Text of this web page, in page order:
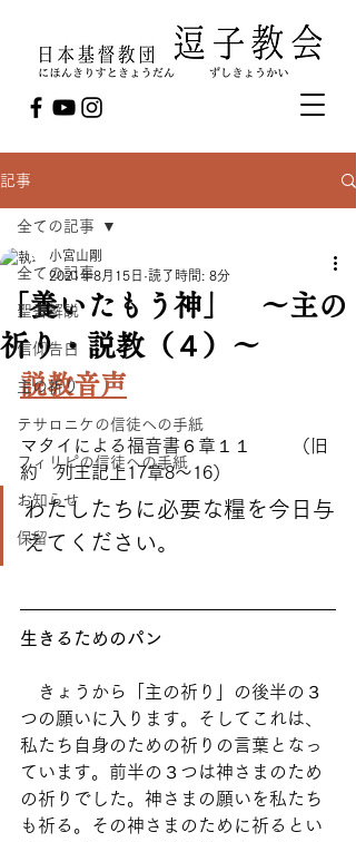
記事
全ての記事
聖書解説
信仰告白
主の祈り
テサロニケの信徒への手紙
フィリピの信徒への手紙
お知らせ
保留
全ての記事
「養いたもう神」 ～主の
祈り・説教（４）～
小宮山剛
2021年8月15日 読了時間: 8分
説教音声
マタイによる福音書６章１１　　 （旧
約　列王記上17章8～16）
わたしたちに必要な糧を今日与
えてください。
生きるためのパン
きょうから「主の祈り」の後半の３
つの願いに入ります。そしてこれは、
私たち自身のための祈りの言葉となっ
ています。前半の３つは神さまのため
の祈りでした。神さまの願いを私たち
も祈る。その神さまのために祈るとい